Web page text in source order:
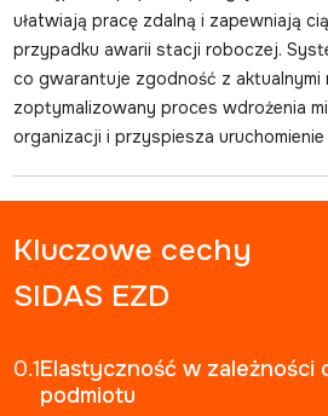
ułatwiają pracę zdalną i zapewniają
przypadku awarii stacji roboczej.
co gwarantuje zgodność z aktualnymi
zoptymalizowany proces wdrożenia
organizacji i przyspiesza
Kluczowe cechy
SIDAS EZD
0.1Elastyczność w zależności
podmiotu